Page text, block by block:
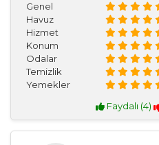
Genel
Havuz
Hizmet
Konum
Odalar
Temizlik
Yemekler
Faydalı (4)